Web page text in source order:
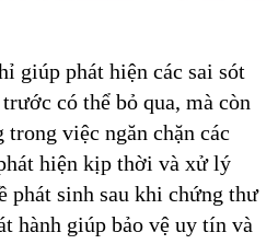
giúp phát hiện các sai sót
có thể bỏ qua, mà còn
việc ngăn chặn các
hiện kịp thời và xử lý
phát sinh sau khi chứng thư
hành giúp bảo vệ uy tín và